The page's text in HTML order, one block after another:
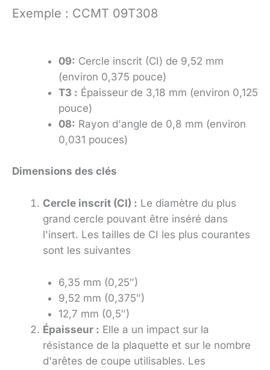
Exemple : CCMT 09T308
09: Cercle inscrit (CI) de 9,52 mm
(environ 0,375 pouce)
T3 : Épaisseur de 3,18 mm (environ 0,125
pouce)
08: Rayon d'angle de 0,8 mm (environ
0,031 pouces)
Dimensions des clés
Cercle inscrit (CI) : Le diamètre du plus
grand cercle pouvant être inséré dans
l'insert. Les tailles de CI les plus courantes
sont les suivantes
6,35 mm (0,25″)
9,52 mm (0,375″)
12,7 mm (0,5″)
Épaisseur : Elle a un impact sur la
résistance de la plaquette et sur le nombre
d'arêtes de coupe utilisables. Les